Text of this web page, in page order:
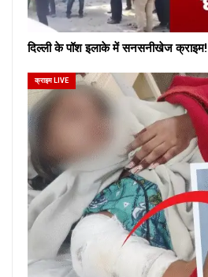
दिल्ली के पॉश इलाके में सनसनीखेज क्राइम!
क्राइम LIVE